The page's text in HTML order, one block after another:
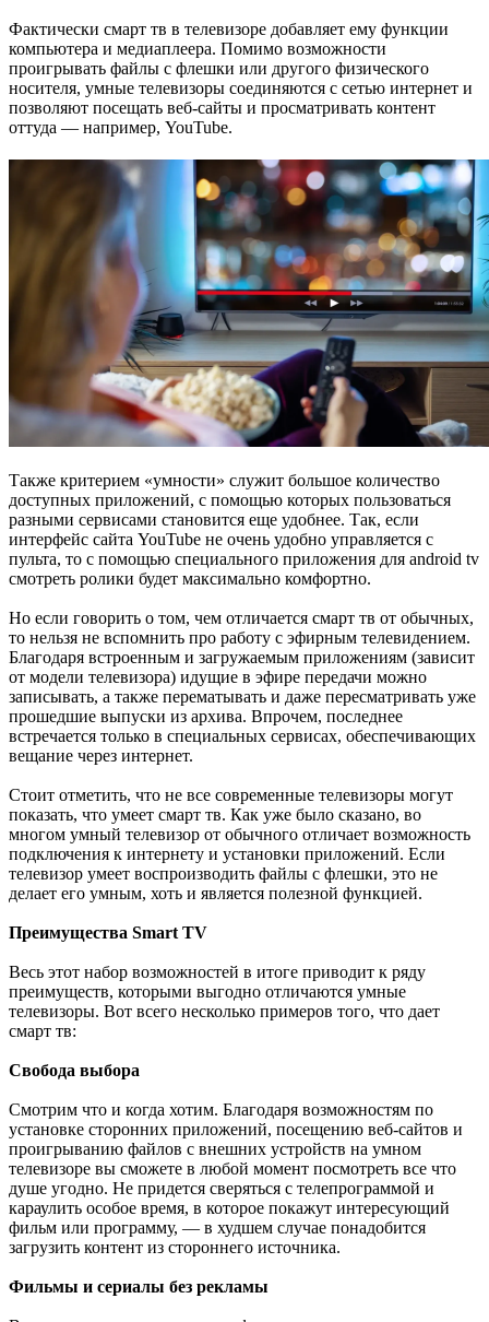
Фактически смарт тв в телевизоре добавляет ему функции
компьютера и медиаплеера. Помимо возможности
проигрывать файлы с флешки или другого физического
носителя, умные телевизоры соединяются с сетью интернет и
позволяют посещать веб-сайты и просматривать контент
оттуда — например, YouTube.
Также критерием «умности» служит большое количество
доступных приложений, с помощью которых пользоваться
разными сервисами становится еще удобнее. Так, если
интерфейс сайта YouTube не очень удобно управляется с
пульта, то с помощью специального приложения для android tv
смотреть ролики будет максимально комфортно.
Но если говорить о том, чем отличается смарт тв от обычных,
то нельзя не вспомнить про работу с эфирным телевидением.
Благодаря встроенным и загружаемым приложениям (зависит
от модели телевизора) идущие в эфире передачи можно
записывать, а также перематывать и даже пересматривать уже
прошедшие выпуски из архива. Впрочем, последнее
встречается только в специальных сервисах, обеспечивающих
вещание через интернет.
Стоит отметить, что не все современные телевизоры могут
показать, что умеет смарт тв. Как уже было сказано, во
многом умный телевизор от обычного отличает возможность
подключения к интернету и установки приложений. Если
телевизор умеет воспроизводить файлы с флешки, это не
делает его умным, хоть и является полезной функцией.
Преимущества Smart TV
Весь этот набор возможностей в итоге приводит к ряду
преимуществ, которыми выгодно отличаются умные
телевизоры. Вот всего несколько примеров того, что дает
смарт тв:
Свобода выбора
Смотрим что и когда хотим. Благодаря возможностям по
установке сторонних приложений, посещению веб-сайтов и
проигрыванию файлов с внешних устройств на умном
телевизоре вы сможете в любой момент посмотреть все что
душе угодно. Не придется сверяться с телепрограммой и
караулить особое время, в которое покажут интересующий
фильм или программу, — в худшем случае понадобится
загрузить контент из стороннего источника.
Фильмы и сериалы без рекламы